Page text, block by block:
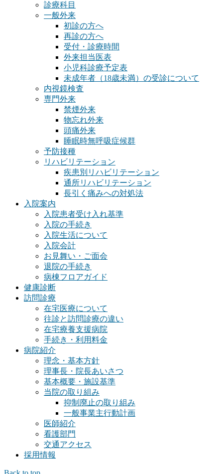
診療科目
一般外来
初診の方へ
再診の方へ
受付・診療時間
外来担当医表
小児科診療予定表
未成年者（18歳未満）の受診について
内視鏡検査
専門外来
禁煙外来
物忘れ外来
頭痛外来
睡眠時無呼吸症候群
予防接種
リハビリテーション
疾患別リハビリテーション
通所リハビリテーション
長引く痛みへの対処法
入院案内
入院患者受け入れ基準
入院の手続き
入院生活について
入院会計
お見舞い・ご面会
退院の手続き
病棟フロアガイド
健康診断
訪問診療
在宅医療について
往診と訪問診療の違い
在宅療養支援病院
手続き・利用料金
病院紹介
理念・基本方針
理事長・院長あいさつ
基本概要・施設基準
当院の取り組み
抑制廃止の取り組み
一般事業主行動計画
医師紹介
看護部門
交通アクセス
採用情報